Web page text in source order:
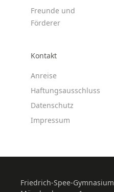
Freunde und
Förderer
Kontakt
Anreise
Haftungsausschluss
Datenschutz
Impressum
Friedrich-Spee-Gymnasium